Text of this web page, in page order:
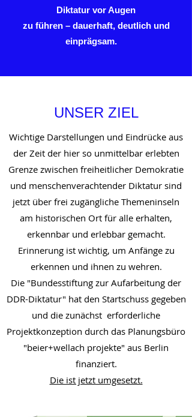
Diktatur vor Augen
zu führen – dauerhaft, deutlich und
einprägsam.
UNSER ZIEL
Wichtige Darstellungen und Eindrücke aus
der Zeit der hier so unmittelbar erlebten
Grenze zwischen freiheitlicher Demokratie
und menschenverachtender Diktatur sind
jetzt über frei zugängliche Themeninseln
am historischen Ort für alle erhalten,
erkennbar und erlebbar gemacht.
Erinnerung ist wichtig, um Anfänge zu
erkennen und ihnen zu wehren.
Die "Bundesstiftung zur Aufarbeitung der
DDR-Diktatur" hat den Startschuss gegeben
und die zunächst erforderliche
Projektkonzeption durch das Planungsbüro
"beier+wellach projekte" aus Berlin
finanziert.
Die ist jetzt umgesetzt.